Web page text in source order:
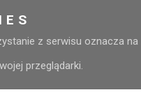
z serwisu oznacza na
przeglądarki.